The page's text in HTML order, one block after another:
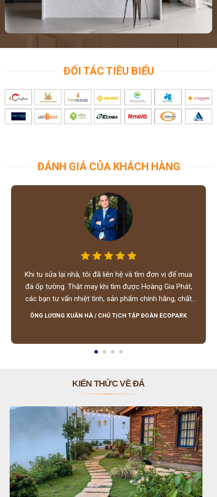
ĐỐI TÁC TIÊU BIỂU
ĐÁNH GIÁ CỦA KHÁCH HÀNG
Khi tu sửa lại nhà, tôi đã liên hệ và tìm đơn vị để mua
đá ốp tường. Thật may khi tìm được Hoàng Gia Phát,
các bạn tư vấn nhiệt tình, sản phẩm chính hãng, chất
lượng tốt, giá hợp lý, hỗ trợ tận tình.
ÔNG LƯƠNG XUÂN HÀ / CHỦ TỊCH TẬP ĐOÀN ECOPARK
KIẾN THỨC VỀ ĐÁ